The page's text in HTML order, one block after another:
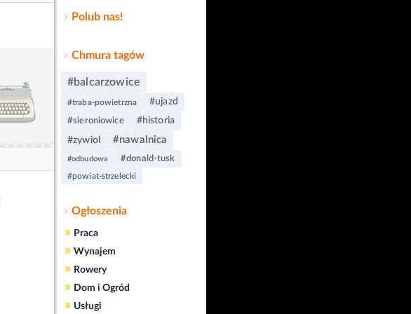
Polub nas!
Chmura tagów
#balcarzowice
#traba-powietrzna #ujazd
#sieroniowice
#historia
#zywiol
#nawalnica
#odbudowa #donald-tusk
#powiat-strzelecki
Ogłoszenia
» Praca
» Wynajem
» Rowery
» Dom i Ogród
» Usługi